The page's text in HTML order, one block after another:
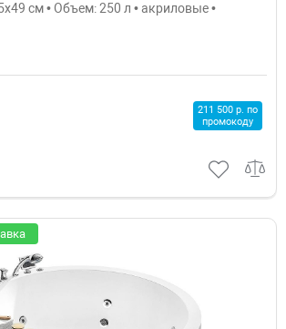
см • Объем: 250 л • акриловые •
211 500 р. по
промокоду